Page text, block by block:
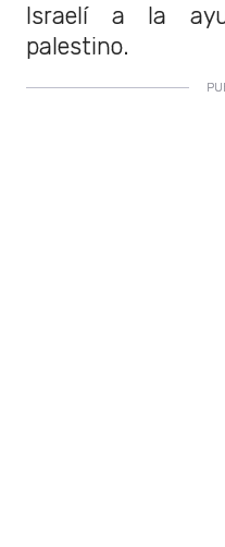
Israelí a la
palestino.